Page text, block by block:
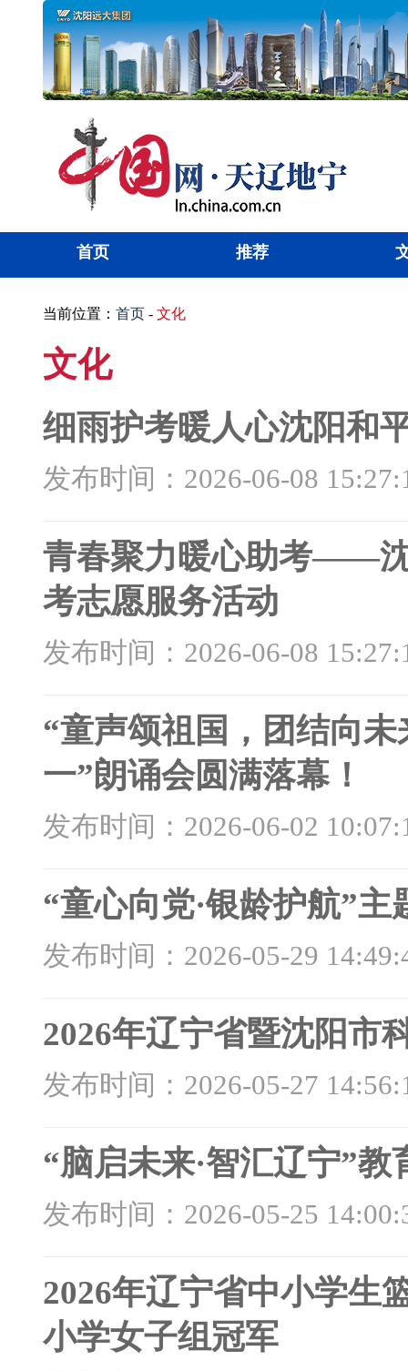
首页 推荐
当前位置： 首页- 文化
文化
细雨护考暖人心沈阳和
发布时间：2026-06-08
青春聚力暖心助考——
考志愿服务活动
发布时间：2026-06-08
“童声颂祖国，团结向
一”朗诵会圆满落幕！
发布时间：2026-06-02
“童心向党·银龄护航”
发布时间：2026-05-29
2026年辽宁省暨沈阳市
发布时间：2026-05-27
“脑启未来·智汇辽宁”
发布时间：2026-05-25
2026年辽宁省中小学生
小学女子组冠军